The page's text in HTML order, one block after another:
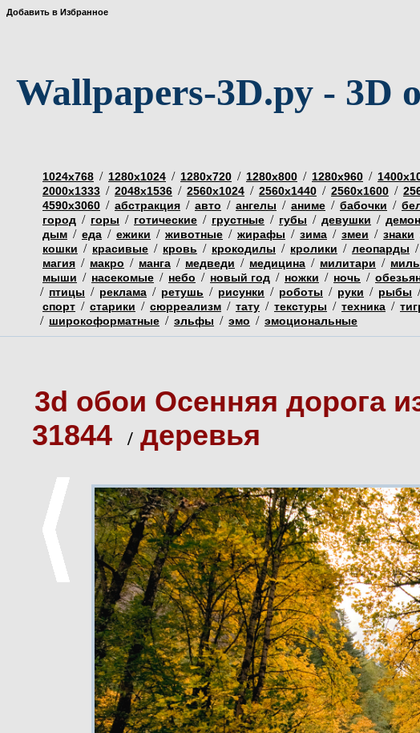
Добавить в Избранное
Wallpapers-3D.ру - 3D
1024х768 / 1280х1024 / 1280х720 / 1280х800 / 1280х960 /
2000х1333 / 2048х1536 / 2560х1024 / 2560х1440 / 2560х1600 /
4590х3060 / абстракция / авто / ангелы / аниме / бабочки /
город / горы / готические / грустные / губы / девушки /
дым / еда / ежики / животные / жирафы / зима / змеи / знаки
кошки / красивые / кровь / крокодилы / кролики / леопарды /
магия / макро / манга / медведи / медицина / милитари /
мыши / насекомые / небо / новый год / ножки / ночь /
/ птицы / реклама / ретушь / рисунки / роботы / руки / рыбы
спорт / старики / сюрреализм / тату / текстуры / техника /
/ широкоформатные / эльфы / эмо / эмоциональные
3d обои Осенняя дорога
31844
/ деревья